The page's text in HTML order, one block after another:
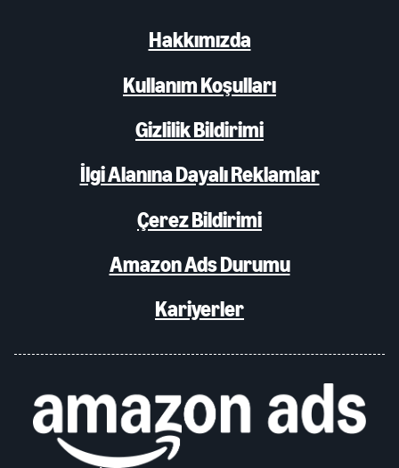
Hakkımızda
Kullanım Koşulları
Gizlilik Bildirimi
İlgi Alanına Dayalı Reklamlar
Çerez Bildirimi
Amazon Ads Durumu
Kariyerler